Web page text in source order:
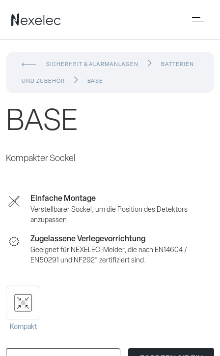
SICHERHEIT & ALARMANLAGEN BATTERIEN
UND ZUBEHÖR BASE
BASE
Kompakter Sockel
Einfache Montage
Verstellbarer Sockel, um die Position des Detektors
anzupassen
Zugelassene Verlegevorrichtung
Geeignet für NEXELEC-Melder, die nach EN14604 /
EN50291 und NF292* zertifiziert sind.
Kompakt